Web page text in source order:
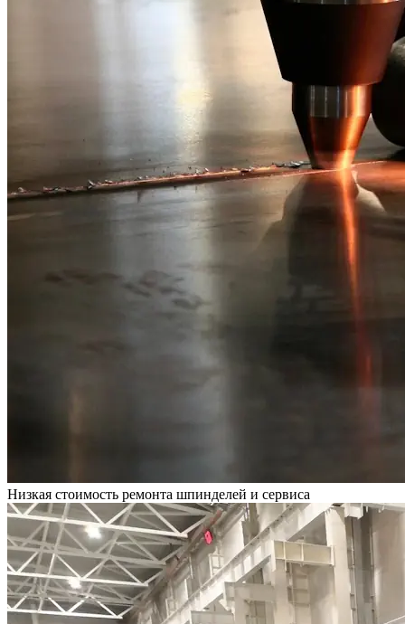
Низкая стоимость ремонта шпинделей и сервиса